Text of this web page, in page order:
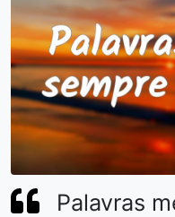
Palavras